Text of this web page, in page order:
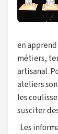
en
métiers,
artisanal.
ateliers
les
susciter
Les